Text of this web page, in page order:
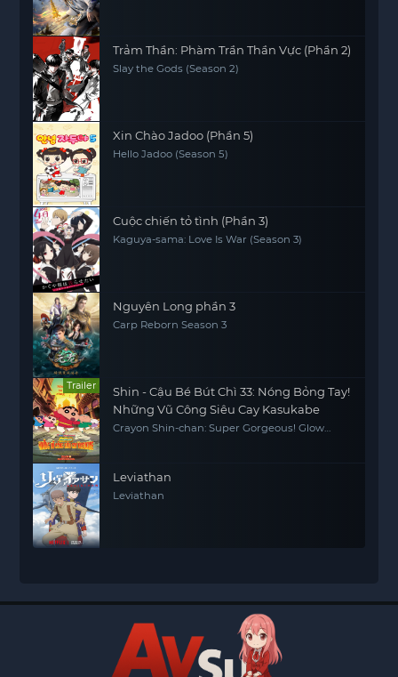
Trảm Thần: Phàm Trần Thần Vực (Phần 2)
Slay the Gods (Season 2)
Xin Chào Jadoo (Phần 5)
Hello Jadoo (Season 5)
Cuộc chiến tỏ tình (Phần 3)
Kaguya-sama: Love Is War (Season 3)
Nguyên Long phần 3
Carp Reborn Season 3
Trailer
Shin - Cậu Bé Bút Chì 33: Nóng Bỏng Tay!
Những Vũ Công Siêu Cay Kasukabe
Crayon Shin-chan: Super Gorgeous! Glow
Leviathan
Leviathan